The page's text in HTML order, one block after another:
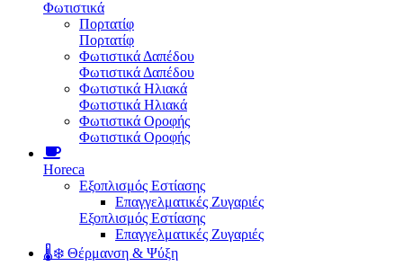
Φωτιστικά
Πορτατίφ
Πορτατίφ
Φωτιστικά Δαπέδου
Φωτιστικά Δαπέδου
Φωτιστικά Ηλιακά
Φωτιστικά Ηλιακά
Φωτιστικά Οροφής
Φωτιστικά Οροφής
Horeca
Εξοπλισμός Εστίασης
Επαγγελματικές Ζυγαριές
Εξοπλισμός Εστίασης
Επαγγελματικές Ζυγαριές
🌡️❄️ Θέρμανση & Ψύξη